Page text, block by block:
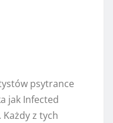
psytrance
jak Infected
z tych